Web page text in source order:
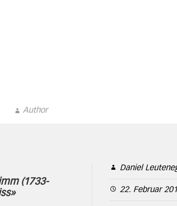
Author
Daniel
22. Februar
(1733-